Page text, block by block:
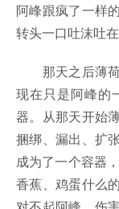
阿峰跟疯了一样
转头一口吐沫吐
那天之后薄荷
现在只是阿峰的
器。从那天开始
捆绑、漏出、扩
成为了一个容器
香蕉、鸡蛋什么